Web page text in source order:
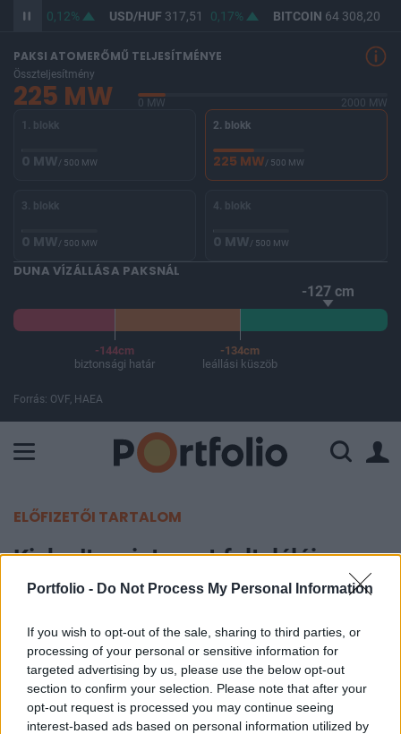
Portfolio - Do Not Process My Personal Information
If you wish to opt-out of the sale, sharing to third parties, or
processing of your personal or sensitive information for
targeted advertising by us, please use the below opt-out
section to confirm your selection. Please note that after your
opt-out request is processed you may continue seeing
interest-based ads based on personal information utilized by
0,12% USD/HUF317,51 0,17% BITCOIN64 308,20
PAKSI ATOMERŐMŰ TELJESÍTMÉNYE
Összteljesítmény
225 MW 0 MW
2000 MW
1. blokk
0 MW/ 500 MW
2. blokk
225 MW/ 500 MW
3. blokk
0 MW/ 500 MW
4. blokk
0 MW/ 500 MW
DUNA VÍZÁLLÁSA PAKSNÁL
-127 cm
-144cm
biztonsági határ
-134cm
leállási küszöb
Forrás: OVF, HAEA
ELŐFIZETŐI TARTALOM
Kiakadt az internet feltalálója,
három súlyos gondra figyelmeztet
Portfolio
2019. március 12. 09:30
Tim Berners-Lee brit számítástechnikai tudós 30
évvel ezelőtt megjövendölte az egész világot